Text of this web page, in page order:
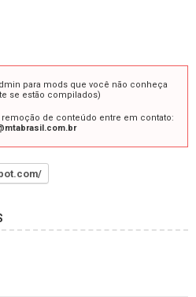
para mods que você não conheça
se estão compilados)
de conteúdo entre em contato: